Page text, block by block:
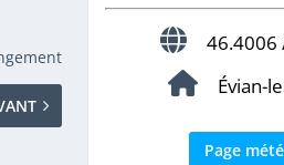
46.4006
Évian-
Page